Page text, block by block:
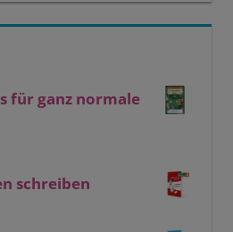
für ganz normale
schreiben